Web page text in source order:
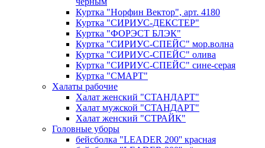
Куртка "Норфин Вектор", арт. 4180
Куртка "СИРИУС-ДЕКСТЕР"
Куртка "ФОРЭСТ БЛЭК"
Куртка "СИРИУС-СПЕЙС" мор.волна
Куртка "СИРИУС-СПЕЙС" олива
Куртка "СИРИУС-СПЕЙС" сине-серая
Куртка "СМАРТ"
Халаты рабочие
Халат женский "СТАНДАРТ"
Халат мужской "СТАНДАРТ"
Халат женский "СТРАЙК"
Головные уборы
бейсболка "LEADER 200'' красная